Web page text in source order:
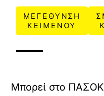
ΜΕΓΕΘΥΝΣΗ
ΚΕΙΜΕΝΟΥ
Μπορεί στο ΠΑΣΟΚ